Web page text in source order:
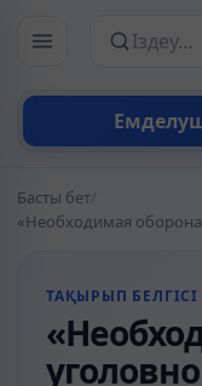
Сайттан
Басты бет/
ТАҚЫРЫП БЕЛГІСІ